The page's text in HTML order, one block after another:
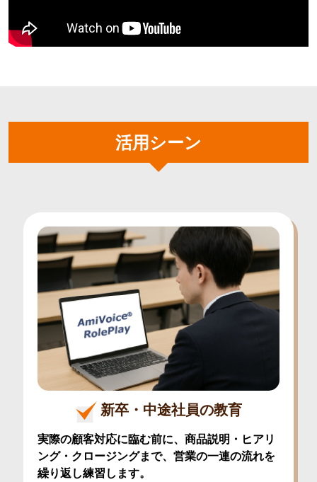
活用シーン
新卒・中途社員の教育
実際の顧客対応に臨む前に、商品説明・ヒアリ
ング・クロージングまで、営業の一連の流れを
繰り返し練習します。